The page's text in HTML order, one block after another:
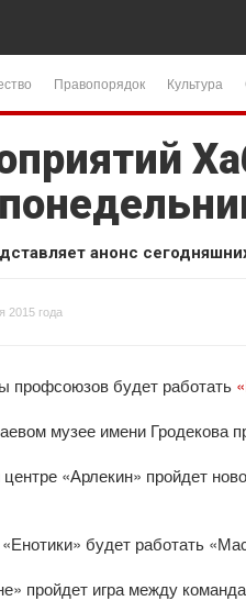
Правопорядок Культура
анонс
2015 года
профсоюзов будет работать
музее имени Гродекова
«Арлекин» пройдет
будет работать
пройдет игра между